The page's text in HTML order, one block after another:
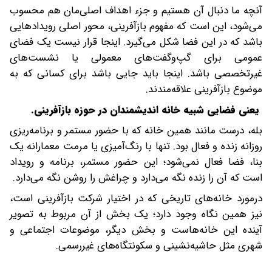
آنچه ما دنبال آن هستیم و جزء اهداف اصلی‌مان هم محسوب
می‌شود، این است که مفهوم بازآفرینی، محور اصلی رویدادهایی
باشد که در این فضا شکل می‌گیرد. اینجا قرار نیست یک فضای
عمومی برای گپ‌وگفت‌های معمولی یا نشست‌های
غیرتخصصی باشد. اینجا باید جایی باشد برای کسانی که به
موضوع بازآفرینی علاقه‌مندند.
یعنی فضایی شبیه خانه اندیشمندان در حوزه بازآفرینی.
بله، درست مانند همین خانه که با حضور مستمر و برنامه‌ریزی
روزانه زنده و فعال بود. تنها با رنگ‌آمیزی یا مرمت معمارانه یک
بنا، فضا فعال نمی‌شود؛ این حضور مستمر، برنامه و رویداد
است که آن را زنده نگه می‌دارد و چراغش را روشن نگه می‌دارد.
درمورد خانه‌های تاریخی که در اختیار شرکت بازآفرینی است،
نیز همین نگاه وجود دارد؛ یک بخش از آن مربوط به تصویر
آینده این خانه‌هاست و بخش دیگر، موضوعات اجتماعی و
شهری مثل حاشیه‌نشینی و سکونتگاه‌های غیررسمی.